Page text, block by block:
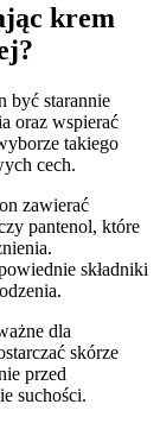
krem
być starannie
oraz wspierać
takiego
cech.
zawierać
pantenol, które
składniki
dla
skórze
przed
suchości.